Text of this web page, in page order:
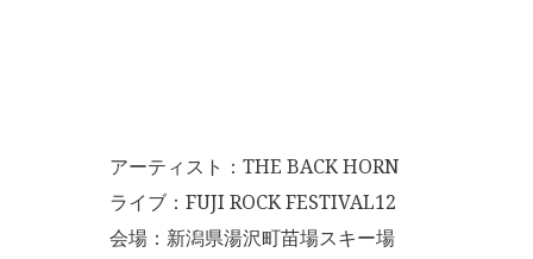
アーティスト：THE BACK HORN
ライブ：FUJI ROCK FESTIVAL12
会場：新潟県湯沢町苗場スキー場